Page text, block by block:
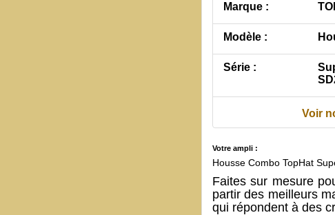
Marque :
Modèle :
Série :
Voir
Votre ampli :
Housse Combo TopHat
Faites sur mesure
partir des meilleurs
qui répondent à des